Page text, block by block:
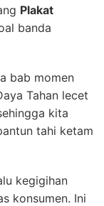
Plakat
banda
bab momen
Tahan lecet
kita
tahi ketam
kegigihan
konsumen. Ini